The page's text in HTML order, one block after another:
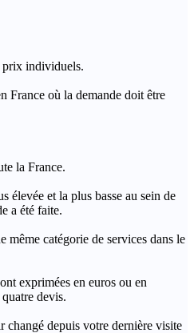
prix individuels.
France où la demande doit être
la France.
et la plus basse au sein de
a été faite.
catégorie de services dans le
exprimées en euros ou en
devis.
changé depuis votre dernière visite